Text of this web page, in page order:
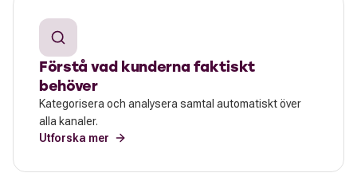
Förstå vad kunderna faktiskt
behöver
Kategorisera och analysera samtal automatiskt över
alla kanaler.
Utforska mer